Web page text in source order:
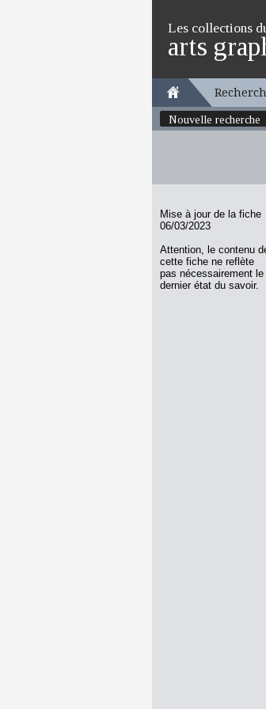
Les collections
arts
Nouvelle recherche
Mise à jour de la fiche
06/03/2023
Attention, le contenu
cette fiche ne reflète
pas nécessairement le
dernier état du savoir.